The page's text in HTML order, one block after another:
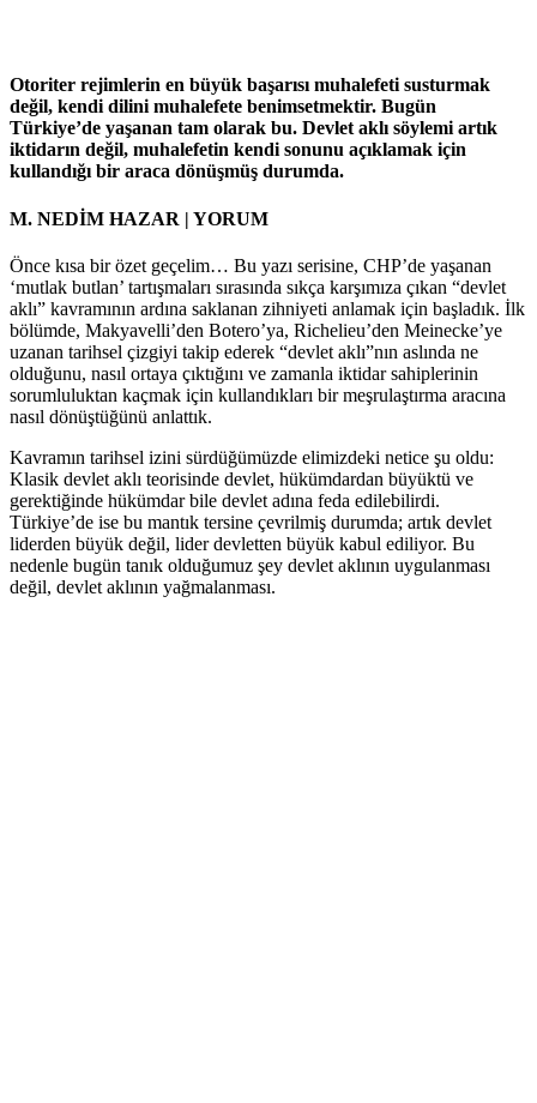
Otoriter rejimlerin en büyük başarısı muhalefeti susturmak
değil, kendi dilini muhalefete benimsetmektir. Bugün
Türkiye’de yaşanan tam olarak bu. Devlet aklı söylemi artık
iktidarın değil, muhalefetin kendi sonunu açıklamak için
kullandığı bir araca dönüşmüş durumda.
M. NEDİM HAZAR | YORUM
Önce kısa bir özet geçelim… Bu yazı serisine, CHP’de yaşanan
‘mutlak butlan’ tartışmaları sırasında sıkça karşımıza çıkan “devlet
aklı” kavramının ardına saklanan zihniyeti anlamak için başladık. İlk
bölümde, Makyavelli’den Botero’ya, Richelieu’den Meinecke’ye
uzanan tarihsel çizgiyi takip ederek “devlet aklı”nın aslında ne
olduğunu, nasıl ortaya çıktığını ve zamanla iktidar sahiplerinin
sorumluluktan kaçmak için kullandıkları bir meşrulaştırma aracına
nasıl dönüştüğünü anlattık.
Kavramın tarihsel izini sürdüğümüzde elimizdeki netice şu oldu:
Klasik devlet aklı teorisinde devlet, hükümdardan büyüktü ve
gerektiğinde hükümdar bile devlet adına feda edilebilirdi.
Türkiye’de ise bu mantık tersine çevrilmiş durumda; artık devlet
liderden büyük değil, lider devletten büyük kabul ediliyor. Bu
nedenle bugün tanık olduğumuz şey devlet aklının uygulanması
değil, devlet aklının yağmalanması.